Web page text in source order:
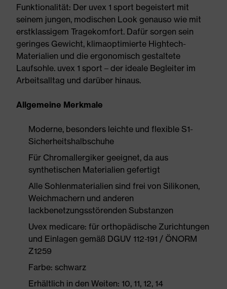
Funktionalität: Der uvex 1 sport begeistert mit
seinem jungen, modischen Look genauso wie mit
erstklassigem Tragekomfort. Dafür sorgen sein
geringes Gewicht, klimaoptimierte Hightech-
Materialien und die ergonomisch gestaltete
Laufsohle. uvex 1 sport – der ideale Begleiter im
Arbeitsalltag und darüber hinaus.
Allgemeine Merkmale
Moderne, besonders leichte und flexible S1-
Sicherheitshalbschuhe
Für Chromallergiker geeignet, da aus
synthetischen Materialien gefertigt
Alle Sohlenmaterialien sind frei von Silikonen,
Weichmachern und anderen
lackbenetzungsstörenden Substanzen
Uvex medicare: für orthopädische Zurichtungen
und Einlagen gemäß DGUV 112-191 / ÖNORM
Z1259
Farbe: schwarz
Erhältlich in den Weiten: 10, 11, 12, 14